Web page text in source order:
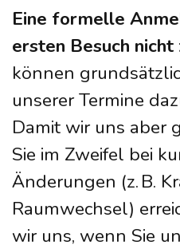
Eine formelle
ersten Besuch
können
unserer Termine
Damit wir uns aber
Sie im Zweifel bei
Änderungen (z. B.
Raumwechsel)
wir uns, wenn Sie